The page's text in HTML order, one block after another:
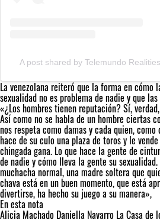
A post shared by Telemundo
La venezolana reiteró que la forma en cómo
sexualidad no es problema de nadie y que
«¿Los hombres tienen reputación? Sí,
Así como no se habla de un hombre ciertas
nos respeta como damas y cada quien,
hace de su culo una plaza de toros y le
chingada gana. Lo que hace la gente de
de nadie y cómo lleva la gente su
muchacha normal, una madre soltera que
chava está en un buen momento, que está
divertirse, ha hecho su juego a su manera»,
En esta nota
Alicia Machado Daniella Navarro La Casa de